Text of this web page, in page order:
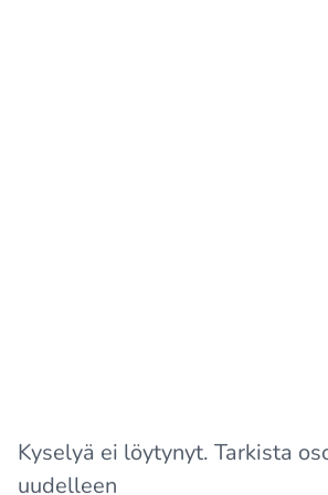
Kyselyä ei löytynyt. Tarkista
uudelleen